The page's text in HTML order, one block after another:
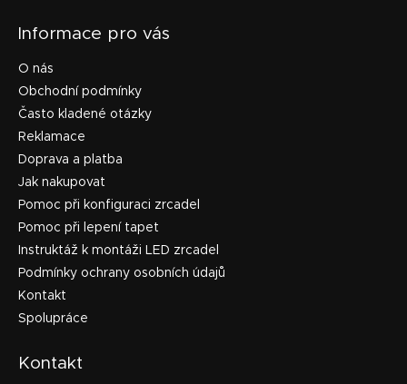
Informace pro vás
O nás
Obchodní podmínky
Často kladené otázky
Reklamace
Doprava a platba
Jak nakupovat
Pomoc při konfiguraci zrcadel
Pomoc při lepení tapet
Instruktáž k montáži LED zrcadel
Podmínky ochrany osobních údajů
Kontakt
Spolupráce
Kontakt